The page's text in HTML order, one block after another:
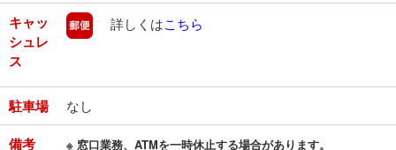
キャッ
シュレ
ス
郵便
詳しくはこちら
駐車場 なし
備考 ※ 窓口業務、ATMを一時休止する場合があります。